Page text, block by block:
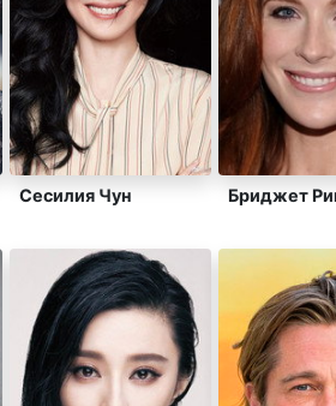
Сесилия Чун Бриджет